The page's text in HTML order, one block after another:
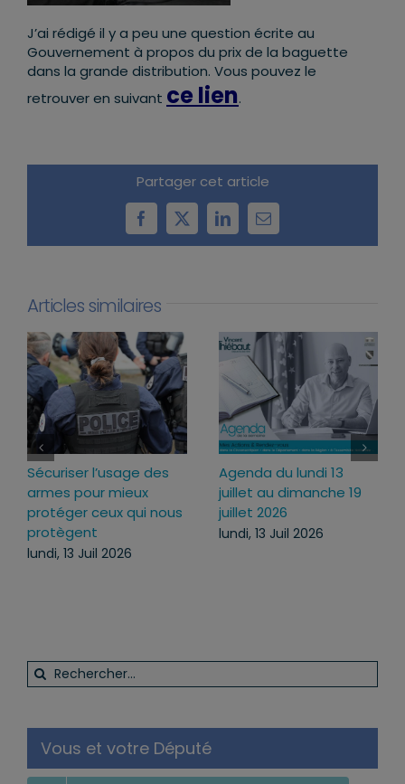
J’ai rédigé il y a peu une question écrite au
Gouvernement à propos du prix de la baguette
dans la grande distribution. Vous pouvez le
retrouver en suivant ce lien.
Partager cet article
Facebook
X LinkedInEmail
Articles similaires
Loi d’urgence agricole :
pourquoi j’ai voté pour
ce texte
mercredi, 22 Juil 2026
Projet de loi RIPOST :
des réponses fermes
face aux atteintes à
l’ordre public du
Rechercher:
Vous et votre Député